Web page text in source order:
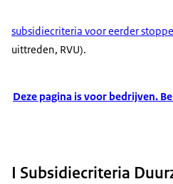
subsidiecriteria voor eerder
uittreden, RVU).
Deze pagina is voor bedrijven.
I Subsidiecriteria